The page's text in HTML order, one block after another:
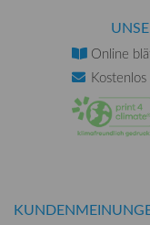
Online
Kostenlos